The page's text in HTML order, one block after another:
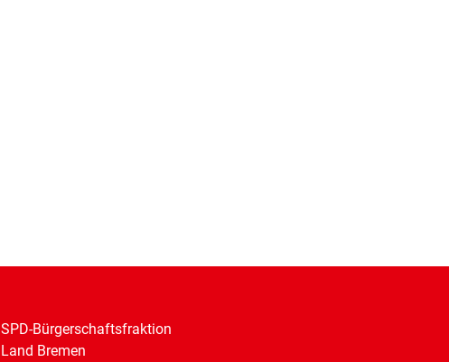
SPD-Bürgerschaftsfraktion
Land Bremen